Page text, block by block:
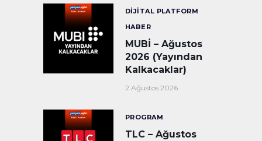
DIJITAL PLATFORM
HABER
MUBİ – Ağustos
2026 (Yayından
Kalkacaklar)
2 Ağustos 2026
PROGRAM
TLC – Ağustos